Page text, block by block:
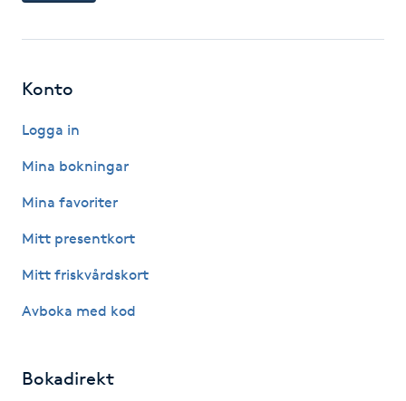
HIFU
Hot Stone Massage
Hot yoga
Hudföryngring
Konto
Logga in
Mina bokningar
Mina favoriter
Mitt presentkort
Mitt friskvårdskort
Avboka med kod
Bokadirekt